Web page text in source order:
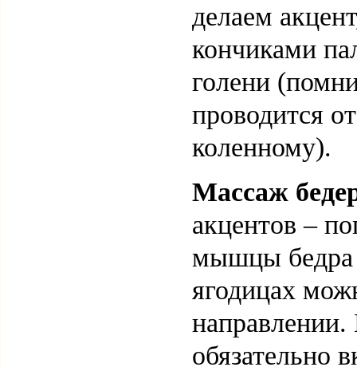
делаем
кончиками
голени
проводится
коленному).
Массаж
акцентов –
мышцы бедра
ягодицах
обязательно